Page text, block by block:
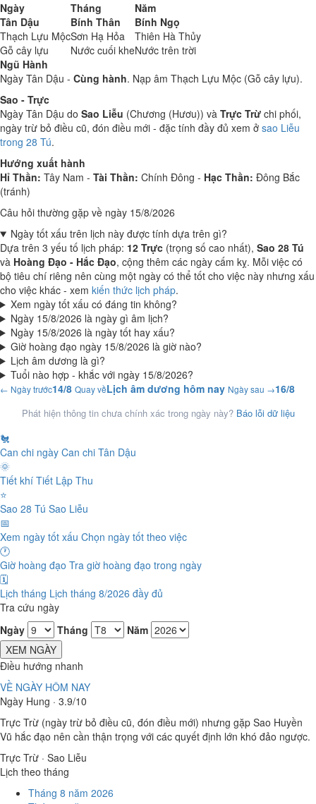
Ngày
Tháng
Năm
Tân Dậu
Bính Thân
Bính Ngọ
Thạch Lựu MộcSơn Hạ Hỏa
Thiên Hà Thủy
Gỗ cây lựu
Nước cuối kheNước trên trời
Ngũ Hành
Ngày Tân Dậu - Cùng hành. Nạp âm Thạch Lựu Mộc (Gỗ cây lựu).
Sao - Trực
Ngày Tân Dậu do Sao Liễu (Chương (Hươu)) và Trực Trừ chi phối,
ngày trừ bỏ điều cũ, đón điều mới - đặc tính đầy đủ xem ở sao Liễu
trong 28 Tú.
Hướng xuất hành
Hỉ Thần: Tây Nam - Tài Thần: Chính Đông - Hạc Thần: Đông Bắc
(tránh)
Câu hỏi thường gặp về ngày 15/8/2026
Ngày tốt xấu trên lịch này được tính dựa trên gì?
Dựa trên 3 yếu tố lịch pháp: 12 Trực (trọng số cao nhất), Sao 28 Tú
và Hoàng Đạo - Hắc Đạo, cộng thêm các ngày cấm kỵ. Mỗi việc có
bộ tiêu chí riêng nên cùng một ngày có thể tốt cho việc này nhưng xấu
cho việc khác - xem kiến thức lịch pháp.
Xem ngày tốt xấu có đáng tin không?
Ngày 15/8/2026 là ngày gì âm lịch?
Ngày 15/8/2026 là ngày tốt hay xấu?
Giờ hoàng đạo ngày 15/8/2026 là giờ nào?
Lịch âm dương là gì?
Tuổi nào hợp - khắc với ngày 15/8/2026?
← Ngày trước14/8 Quay vềLịch âm dương hôm nay Ngày sau →16/8
Phát hiện thông tin chưa chính xác trong ngày này? Báo lỗi dữ liệu
🐔
Can chi ngày Can chi Tân Dậu
🌞
Tiết khí Tiết Lập Thu
⭐
Sao 28 Tú Sao Liễu
📅
Xem ngày tốt xấu Chọn ngày tốt theo việc
🕐
Giờ hoàng đạo Tra giờ hoàng đạo trong ngày
🗓️
Lịch tháng Lịch tháng 8/2026 đầy đủ
Tra cứu ngày
Ngày
Tháng
Năm
XEM NGÀY
Điều hướng nhanh
VỀ NGÀY HÔM NAY
Ngày Hung · 3.9/10
Trực Trừ (ngày trừ bỏ điều cũ, đón điều mới) nhưng gặp Sao Huyền
Vũ hắc đạo nên cần thận trọng với các quyết định lớn khó đảo ngược.
Trực Trừ · Sao Liễu
Lịch theo tháng
Tháng 8 năm 2026